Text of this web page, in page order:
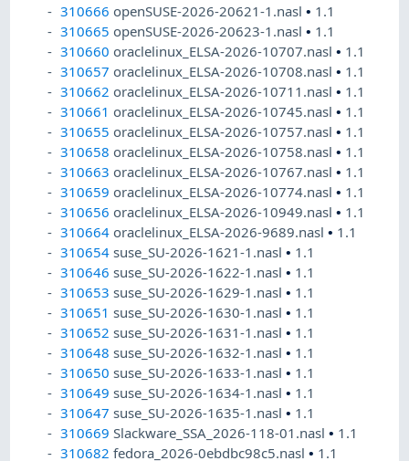
310666 openSUSE-2026-20621-1.nasl• 1.1
310665 openSUSE-2026-20623-1.nasl• 1.1
310660 oraclelinux_ELSA-2026-10707.nasl• 1.1
310657 oraclelinux_ELSA-2026-10708.nasl• 1.1
310662 oraclelinux_ELSA-2026-10711.nasl• 1.1
310661 oraclelinux_ELSA-2026-10745.nasl• 1.1
310655 oraclelinux_ELSA-2026-10757.nasl• 1.1
310658 oraclelinux_ELSA-2026-10758.nasl• 1.1
310663 oraclelinux_ELSA-2026-10767.nasl• 1.1
310659 oraclelinux_ELSA-2026-10774.nasl• 1.1
310656 oraclelinux_ELSA-2026-10949.nasl• 1.1
310664 oraclelinux_ELSA-2026-9689.nasl• 1.1
310654 suse_SU-2026-1621-1.nasl• 1.1
310646 suse_SU-2026-1622-1.nasl• 1.1
310653 suse_SU-2026-1629-1.nasl• 1.1
310651 suse_SU-2026-1630-1.nasl• 1.1
310652 suse_SU-2026-1631-1.nasl• 1.1
310648 suse_SU-2026-1632-1.nasl• 1.1
310650 suse_SU-2026-1633-1.nasl• 1.1
310649 suse_SU-2026-1634-1.nasl• 1.1
310647 suse_SU-2026-1635-1.nasl• 1.1
310669 Slackware_SSA_2026-118-01.nasl• 1.1
310682 fedora_2026-0ebdbc98c5.nasl• 1.1